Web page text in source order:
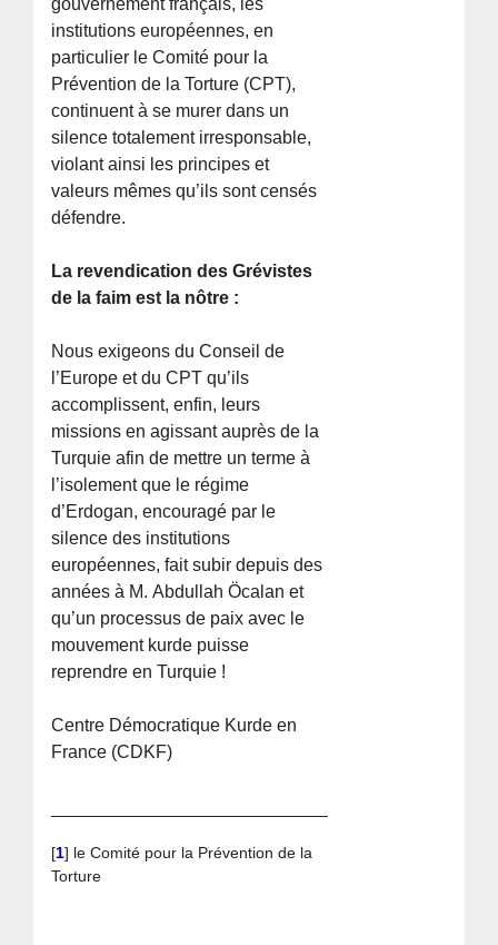
institutions européennes, en
particulier le Comité pour la
Prévention de la Torture (CPT),
continuent à se murer dans un
silence totalement irresponsable,
violant ainsi les principes et
valeurs mêmes qu’ils sont censés
défendre.
La revendication des Grévistes
de la faim est la nôtre :
Nous exigeons du Conseil de
l’Europe et du CPT qu’ils
accomplissent, enfin, leurs
missions en agissant auprès de la
Turquie afin de mettre un terme à
l’isolement que le régime
d’Erdogan, encouragé par le
silence des institutions
européennes, fait subir depuis des
années à M. Abdullah Öcalan et
qu’un processus de paix avec le
mouvement kurde puisse
reprendre en Turquie !
Centre Démocratique Kurde en
France (CDKF)
[1] le Comité pour la Prévention de la
Torture